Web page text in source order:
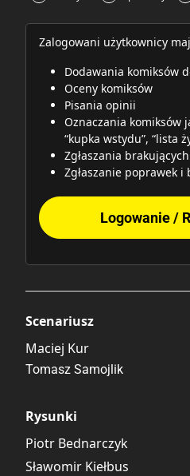
Zalogowani użytkownicy
Dodawania komiksów
Oceny komiksów
Pisania opinii
Oznaczania komiksów
“kupka wstydu”, “lista
Zgłaszania
Zgłaszanie poprawek i
Logowanie /
Scenariusz
Maciej Kur
Tomasz Samojlik
Rysunki
Piotr Bednarczyk
Sławomir Kiełbus